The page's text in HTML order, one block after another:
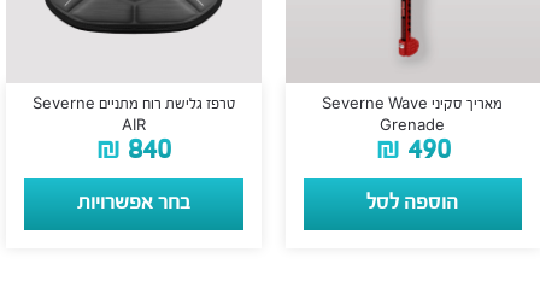
מאריך סקיני Severne Wave
Grenade
₪ 490
הוספה לסל
טרפז גלישת רוח מתניים Severne
AIR
₪ 840
בחר אפשרויות